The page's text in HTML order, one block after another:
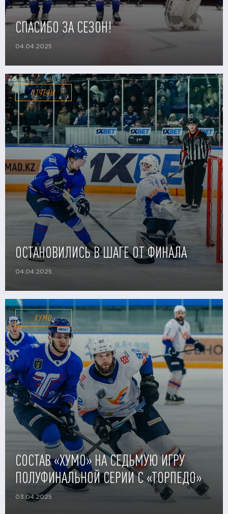
СПАСИБО ЗА СЕЗОН!
04.04.2025
ОТЧЕТЫ
ОСТАНОВИЛИСЬ В ШАГЕ ОТ ФИНАЛА
04.04.2025
ХУМО
СОСТАВ «ХУМО» НА СЕДЬМУЮ ИГРУ
ПОЛУФИНАЛЬНОЙ СЕРИИ С «ТОРПЕДО»
03.04.2025